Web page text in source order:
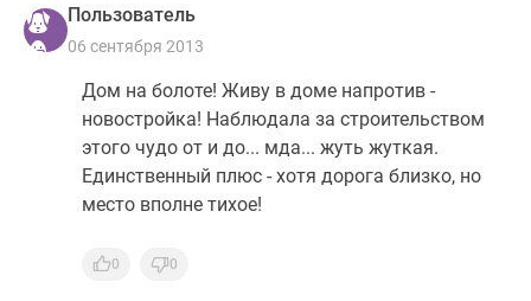
Пользователь
06 сентября 2013
Дом на болоте! Живу в доме напротив -
новостройка! Наблюдала за строительством
этого чудо от и до... мда... жуть жуткая.
Единственный плюс - хотя дорога близко, но
место вполне тихое!
0 0